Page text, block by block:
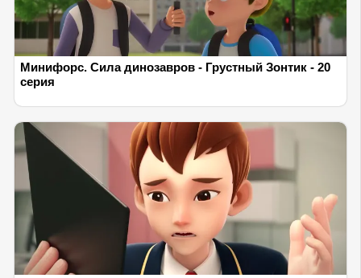
Минифорс. Сила динозавров - Грустный Зонтик - 20
серия